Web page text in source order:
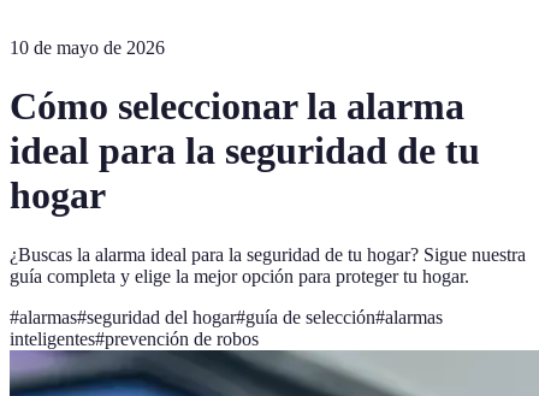
10 de mayo de 2026
Cómo seleccionar la alarma
ideal para la seguridad de tu
hogar
¿Buscas la alarma ideal para la seguridad de tu hogar? Sigue nuestra
guía completa y elige la mejor opción para proteger tu hogar.
#alarmas#seguridad del hogar#guía de selección#alarmas
inteligentes#prevención de robos